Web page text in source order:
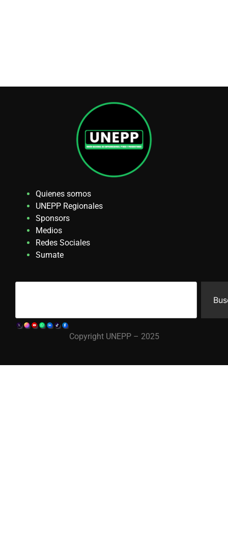
Quienes somos
UNEPP Regionales
Sponsors
Medios
Redes Sociales
Sumate
Copyright UNEPP – 2025